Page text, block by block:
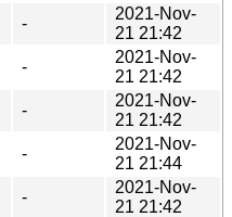
-
2021-Nov-
21 21:42
-
2021-Nov-
21 21:42
-
2021-Nov-
21 21:42
-
2021-Nov-
21 21:44
-
2021-Nov-
21 21:42